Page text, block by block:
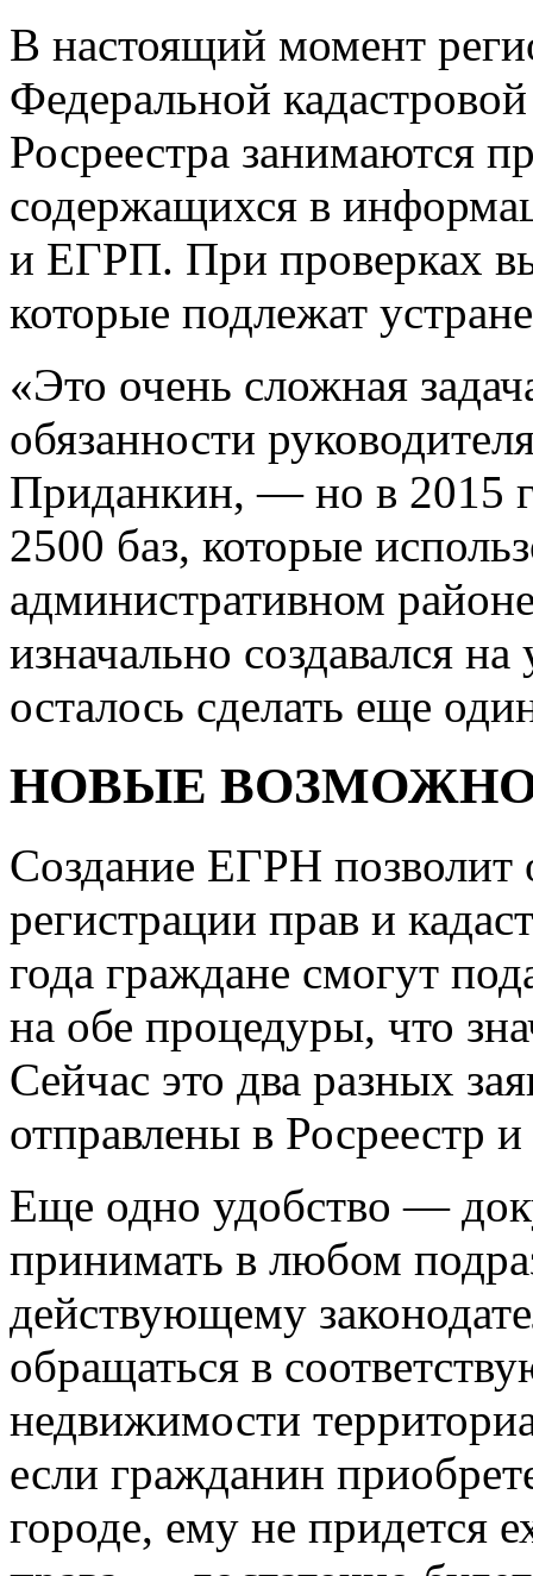
В настоящий момент
Федеральной
Росреестра занимаются
содержащихся в
и ЕГРП. При проверках
которые подлежат
«Это очень сложная
обязанности
Приданкин, — но в 2015
2500 баз, которые
административном
изначально создавался
осталось сделать еще
НОВЫЕ
Создание ЕГРН позволит
регистрации прав и
года граждане смогут
на обе процедуры, что
Сейчас это два разных
отправлены в Росреестр
Еще одно удобство —
принимать в любом
действующему
обращаться в
недвижимости
если гражданин
городе, ему не придется